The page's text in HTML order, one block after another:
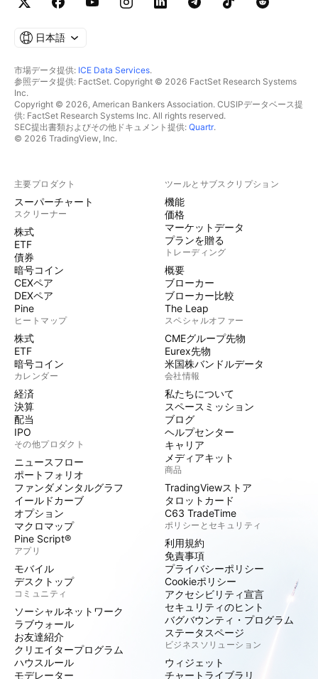
日本語
市場データ提供: ICE Data Services.
参照データ提供: FactSet. Copyright © 2026 FactSet Research Systems
Inc.
Copyright © 2026, American Bankers Association. CUSIPデータベース提
供: FactSet Research Systems Inc. All rights reserved.
SEC提出書類およびその他ドキュメント提供: Quartr.
© 2026 TradingView, Inc.
主要プロダクト
スーパーチャート
スクリーナー
株式
ETF
債券
暗号コイン
CEXペア
DEXペア
Pine
ヒートマップ
株式
ETF
暗号コイン
カレンダー
経済
決算
配当
IPO
その他プロダクト
ニュースフロー
ポートフォリオ
ファンダメンタルグラフ
イールドカーブ
オプション
マクロマップ
Pine Script®
アプリ
モバイル
デスクトップ
コミュニティ
ソーシャルネットワーク
ラブウォール
お友達紹介
クリエイタープログラム
ハウスルール
モデレーター
ツールとサブスクリプション
機能
価格
マーケットデータ
プランを贈る
トレーディング
概要
ブローカー
ブローカー比較
The Leap
スペシャルオファー
CMEグループ先物
Eurex先物
米国株バンドルデータ
会社情報
私たちについて
スペースミッション
ブログ
ヘルプセンター
キャリア
メディアキット
商品
TradingViewストア
タロットカード
C63 TradeTime
ポリシーとセキュリティ
利用規約
免責事項
プライバシーポリシー
Cookieポリシー
アクセシビリティ宣言
セキュリティのヒント
バグバウンティ・プログラム
ステータスページ
ビジネスソリューション
ウィジェット
チャートライブラリ